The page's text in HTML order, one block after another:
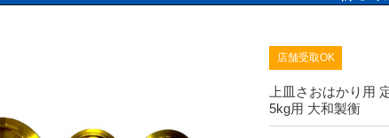
店舗受取OK
上皿さおはかり用
5kg用 大和製衡